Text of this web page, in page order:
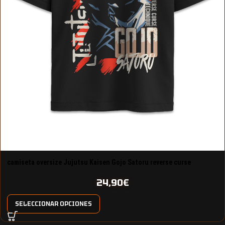
24,90€
SELECCIONAR OPCIONES